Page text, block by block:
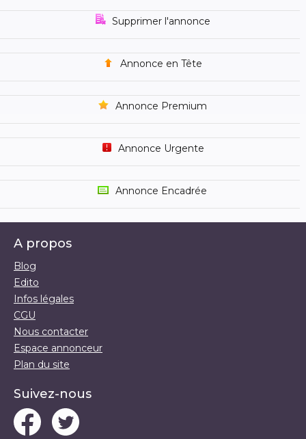
Supprimer l'annonce
Annonce en Tête
Annonce Premium
Annonce Urgente
Annonce Encadrée
A propos
Blog
Edito
Infos légales
CGU
Nous contacter
Espace annonceur
Plan du site
Suivez-nous